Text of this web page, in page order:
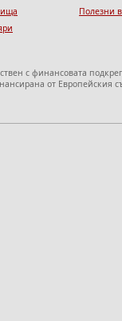
Полезни
с финансовата
от Европейския